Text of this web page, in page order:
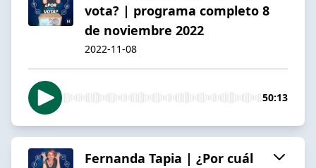
vota? | programa completo 8
de noviembre 2022
2022-11-08
50:13
Fernanda Tapia | ¿Por cuál